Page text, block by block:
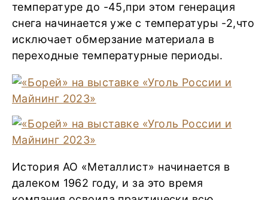
температуре до -45,при этом генерация
снега начинается уже с температуры -2,что
исключает обмерзание материала в
переходные температурные периоды.
История АО «Металлист» начинается в
далеком 1962 году, и за это время